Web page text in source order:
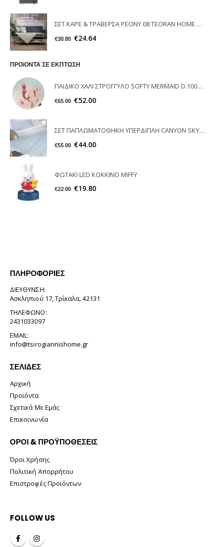
ΣΕΤ ΚΑΡΕ & ΤΡΑΒΕΡΣΑ PEONY 08 TEORAN HOME & MORE
€30.80 €24.64
ΠΡΟϊΟΝΤΑ ΣΕ ΕΚΠΤΩΣΗ
ΠΑΙΔΙΚΟ ΧΑΛΙ ΣΤΡΟΓΓΥΛΟ SOFTY MERMAID D.100cm SAINT CLAIR
€65.00 €52.00
ΣΕΤ ΠΑΠΛΩΜΑΤΟΘΗΚΗ ΥΠΕΡΔΙΠΛΗ CANYON SKY GUY LAROCHE
€55.00 €44.00
ΦΩΤΑΚΙ LED ΚΟΚΚΙΝΟ MIFFY
€22.00 €19.80
ΠΛΗΡΟΦΟΡΊΕΣ
ΔΙΕΎΘΥΝΣΗ:
Ασκληπιού 17, Τρίκαλα, 42131
ΤΗΛΈΦΩΝΟ:
2431033097
EMAIL:
info@tsirogiannishome.gr
ΣΕΛΊΔΕΣ
Αρχική
Προϊόντα
Σχετικά Με Εμάς
Επικοινωνία
ΟΡΟΙ & ΠΡΟΫΠΟΘΕΣΕΙΣ
Όροι Χρήσης
Πολιτική Απορρήτου
Επιστροφές Προϊόντων
FOLLOW US